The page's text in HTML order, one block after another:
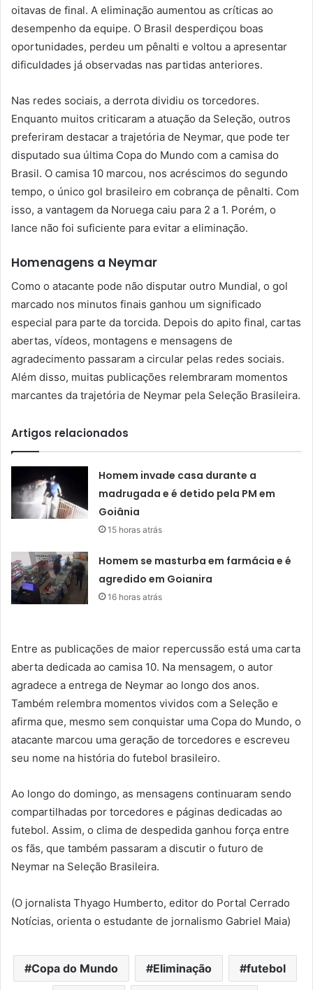
oitavas de final. A eliminação aumentou as críticas ao
desempenho da equipe. O Brasil desperdiçou boas
oportunidades, perdeu um pênalti e voltou a apresentar
dificuldades já observadas nas partidas anteriores.
Nas redes sociais, a derrota dividiu os torcedores.
Enquanto muitos criticaram a atuação da Seleção, outros
preferiram destacar a trajetória de Neymar, que pode ter
disputado sua última Copa do Mundo com a camisa do
Brasil. O camisa 10 marcou, nos acréscimos do segundo
tempo, o único gol brasileiro em cobrança de pênalti. Com
isso, a vantagem da Noruega caiu para 2 a 1. Porém, o
lance não foi suficiente para evitar a eliminação.
Homenagens a Neymar
Como o atacante pode não disputar outro Mundial, o gol
marcado nos minutos finais ganhou um significado
especial para parte da torcida. Depois do apito final, cartas
abertas, vídeos, montagens e mensagens de
agradecimento passaram a circular pelas redes sociais.
Além disso, muitas publicações relembraram momentos
marcantes da trajetória de Neymar pela Seleção Brasileira.
Artigos relacionados
Homem invade casa durante a
madrugada e é detido pela PM em
Goiânia
15 horas atrás
Homem se masturba em farmácia e é
agredido em Goianira
16 horas atrás
Entre as publicações de maior repercussão está uma carta
aberta dedicada ao camisa 10. Na mensagem, o autor
agradece a entrega de Neymar ao longo dos anos.
Também relembra momentos vividos com a Seleção e
afirma que, mesmo sem conquistar uma Copa do Mundo, o
atacante marcou uma geração de torcedores e escreveu
seu nome na história do futebol brasileiro.
Ao longo do domingo, as mensagens continuaram sendo
compartilhadas por torcedores e páginas dedicadas ao
futebol. Assim, o clima de despedida ganhou força entre
os fãs, que também passaram a discutir o futuro de
Neymar na Seleção Brasileira.
(O jornalista Thyago Humberto, editor do Portal Cerrado
Notícias, orienta o estudante de jornalismo Gabriel Maia)
Copa do Mundo Eliminação futebol